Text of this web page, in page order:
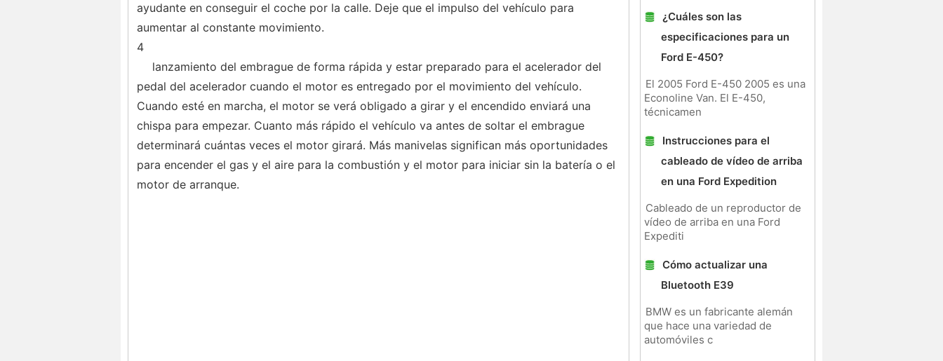
ayudante en conseguir el coche por la calle. Deje que el impulso del vehículo para
aumentar al constante movimiento.
4
lanzamiento del embrague de forma rápida y estar preparado para el acelerador del
pedal del acelerador cuando el motor es entregado por el movimiento del vehículo.
Cuando esté en marcha, el motor se verá obligado a girar y el encendido enviará una
chispa para empezar. Cuanto más rápido el vehículo va antes de soltar el embrague
determinará cuántas veces el motor girará. Más manivelas significan más oportunidades
para encender el gas y el aire para la combustión y el motor para iniciar sin la batería o el
motor de arranque.
¿Cuáles son las
especificaciones para un
Ford E-450?
El 2005 Ford E-450 2005 es una
Econoline Van. El E-450,
técnicamen
Instrucciones para el
cableado de vídeo de arriba
en una Ford Expedition
Cableado de un reproductor de
vídeo de arriba en una Ford
Expediti
Cómo actualizar una
Bluetooth E39
BMW es un fabricante alemán
que hace una variedad de
automóviles c